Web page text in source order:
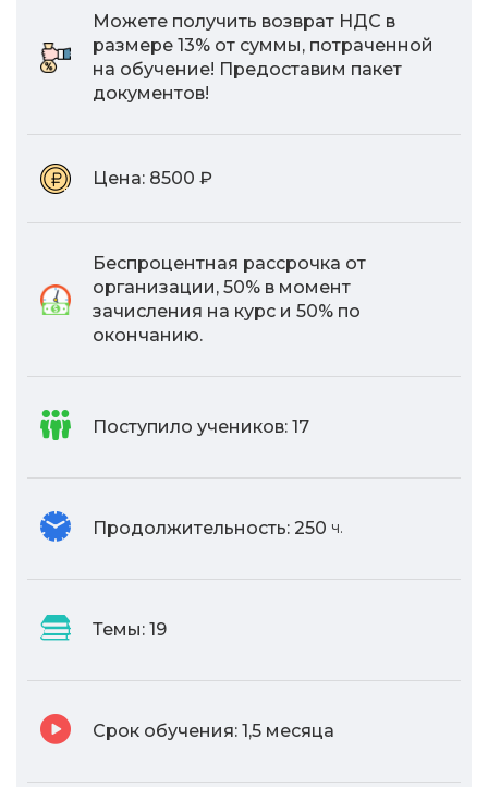
Можете получить возврат НДС в
размере 13% от суммы, потраченной
на обучение! Предоставим пакет
документов!
Цена: 8500 ₽
Беспроцентная рассрочка от
организации, 50% в момент
зачисления на курс и 50% по
окончанию.
Поступило учеников: 17
Продолжительность: 250 ч.
Темы: 19
Срок обучения: 1,5 месяца